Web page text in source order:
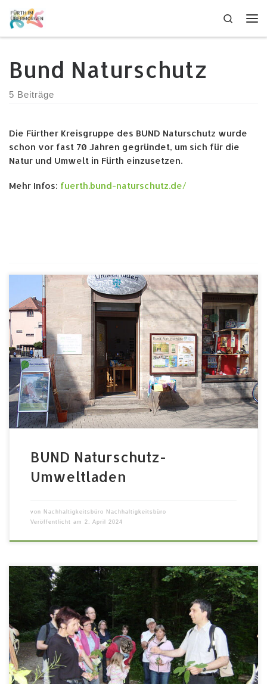
Zum Inhalt springen
Search
Bund Naturschutz
5 Beiträge
Die Fürther Kreisgruppe des BUND Naturschutz wurde
schon vor fast 70 Jahren gegründet, um sich für die
Natur und Umwelt in Fürth einzusetzen.
Mehr Infos: fuerth.bund-naturschutz.de/
21.06.2024, 16-19 Uhr, Mohrenstraße 2 Zum Einkaufen
von unverpackten Wasch- und Putzmitteln und
umweltschonenden Produkten und für Kinder
Tiermaskenmalen vor dem Laden. Foto: Bund
Naturschutz Fürth
BUND Naturschutz-
Umweltladen
von Nachhaltigkeitsbüro Nachhaltigkeitsbüro
Veröffentlicht am
2. April 2024
21.06.2024, 21-23 Uhr im Stadtwald Einladung zu einem
naturkundlicher Nachtspaziergangs vom BUND
Naturschutz von 21:00 – 23:00 „Wenn im Stadtwald die
Glühwürmchen glimmen“ Treffpunkt: Wanderparkplatz
am Ende der Straße „Rennweg“, 90768 Fürth,
Wissenswertes von Reinhard ScheuerleinAnmeldung
über fuerth@bund-naturschutz.de oder Tel. 77 39 40
bis spätestens 19.6.24Teilnahmegebühren für